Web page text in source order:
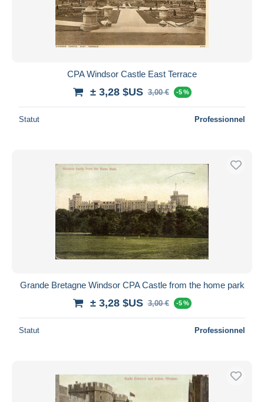
Appliquer
CPA Windsor Castle East Terrace
± 3,28 $US 3,00 € -5 %
Statut Professionnel
Grande Bretagne Windsor CPA Castle from the home park
± 3,28 $US 3,00 € -5 %
Statut Professionnel